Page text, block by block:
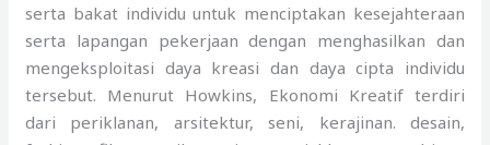
serta bakat individu untuk menciptakan kesejahteraan
serta lapangan pekerjaan dengan menghasilkan dan
mengeksploitasi daya kreasi dan daya cipta individu
tersebut. Menurut Howkins, Ekonomi Kreatif terdiri
dari periklanan, arsitektur, seni, kerajinan. desain,